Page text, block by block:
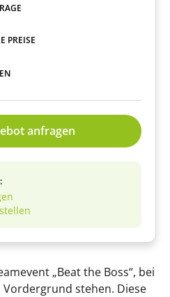
PREISE
anfragen
„Beat the Boss“, bei
stehen. Diese